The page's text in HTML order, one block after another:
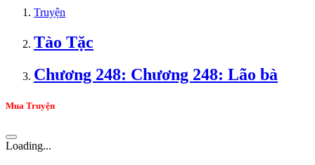
Truyện
Tào Tặc
Chương 248: Chương 248: Lão bà
Mua Truyện
Loading...